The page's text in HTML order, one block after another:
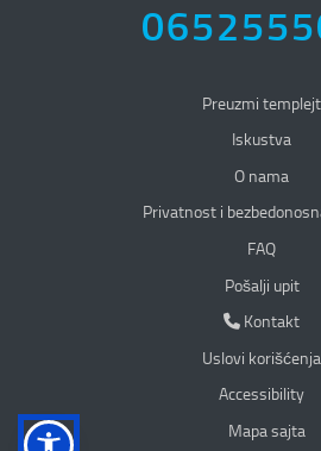
Preuzmi templejt
Iskustva
O nama
Privatnost i
Privatnost i
FAQ
Pošalji upit
Kontakt
Kontakt
Uslovi korišćenja
Accessibility
Mapa sajta